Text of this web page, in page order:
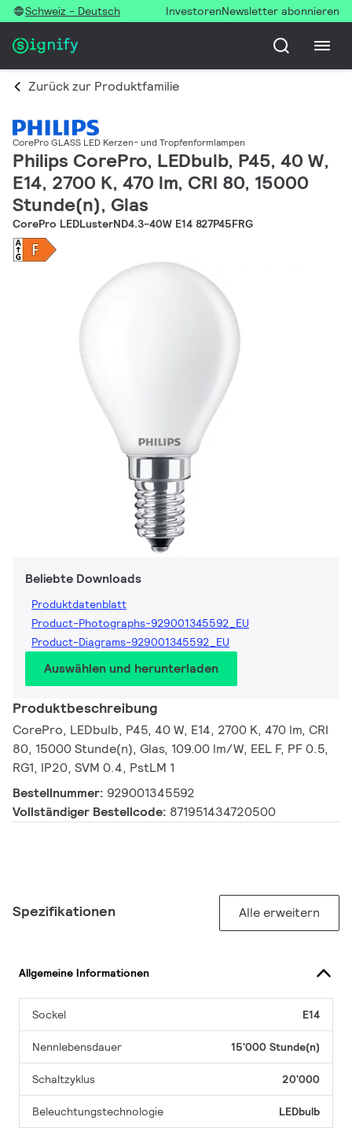
Schweiz - Deutsch InvestorenNewsletter abonnieren
Zurück zur Produktfamilie
CorePro GLASS LED Kerzen- und Tropfenformlampen
Philips CorePro, LEDbulb, P45, 40 W,
E14, 2700 K, 470 lm, CRI 80, 15000
Stunde(n), Glas
CorePro LEDLusterND4.3-40W E14 827P45FRG
Beliebte Downloads
Produktdatenblatt
Product-Photographs-929001345592_EU
Product-Diagrams-929001345592_EU
Auswählen und herunterladen
Produktbeschreibung
CorePro, LEDbulb, P45, 40 W, E14, 2700 K, 470 lm, CRI
80, 15000 Stunde(n), Glas, 109.00 lm/W, EEL F, PF 0.5,
RG1, IP20, SVM 0.4, PstLM 1
Bestellnummer: 929001345592
Vollständiger Bestellcode: 871951434720500
Spezifikationen Alle erweitern
Allgemeine Informationen
Sockel E14
Nennlebensdauer 15'000 Stunde(n)
Schaltzyklus 20'000
Beleuchtungstechnologie LEDbulb